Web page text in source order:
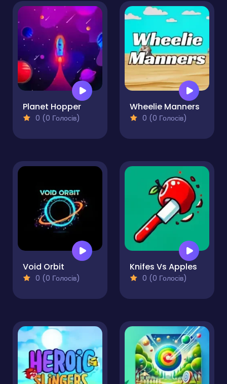
Planet Hopper
0 (0 Голосів)
Wheelie Manners
0 (0 Голосів)
Void Orbit
0 (0 Голосів)
Knifes Vs Apples
0 (0 Голосів)